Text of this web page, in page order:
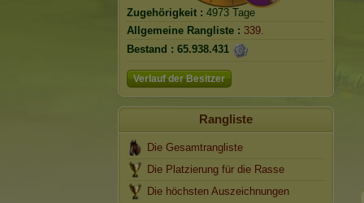
Zugehörigkeit : 4973 Tage
Allgemeine Rangliste : 339.
Bestand : 65.938.431
Verlauf der Besitzer
Rangliste
Die Gesamtrangliste
Die Platzierung für die Rasse
Die höchsten Auszeichnungen